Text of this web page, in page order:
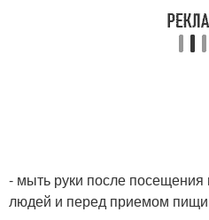
- мыть руки после посещения
людей и перед приемом